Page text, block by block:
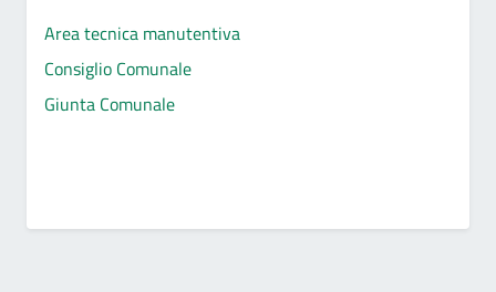
Area tecnica manutentiva
Consiglio Comunale
Giunta Comunale